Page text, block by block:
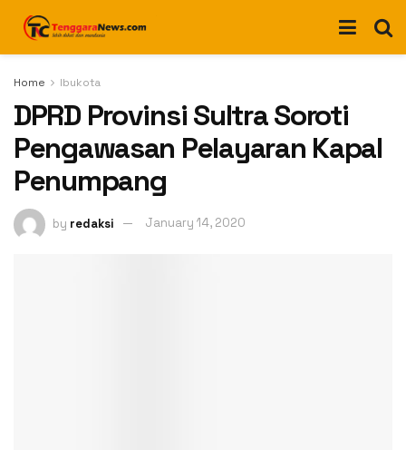
Home Ibukota
DPRD Provinsi Sultra Soroti
Pengawasan Pelayaran Kapal
Penumpang
by redaksi January 14, 2020